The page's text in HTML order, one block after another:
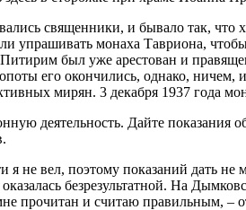
священники, и бывало так,
упрашивать монаха Тавриона,
был уже арестован и
его окончились, однако, ничем,
мирян. 3 декабря 1937 года
деятельность. Дайте
я не вел, поэтому показаний дать
безрезультатной. На
прочитан и считаю правильным, –